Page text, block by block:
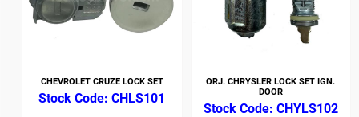
CHEVROLET CRUZE LOCK SET
CHLS101
ORJ. CHRYSLER LOCK SET IGN.
DOOR
CHYLS102